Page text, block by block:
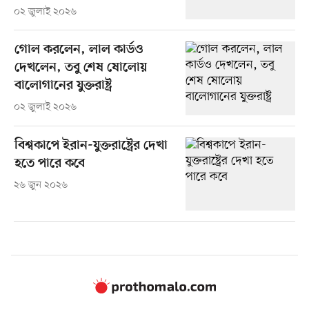
০২ জুলাই ২০২৬
গোল করলেন, লাল কার্ডও
দেখলেন, তবু শেষ ষোলোয়
বালোগানের যুক্তরাষ্ট্র
০২ জুলাই ২০২৬
বিশ্বকাপে ইরান-যুক্তরাষ্ট্রের দেখা
হতে পারে কবে
২৬ জুন ২০২৬